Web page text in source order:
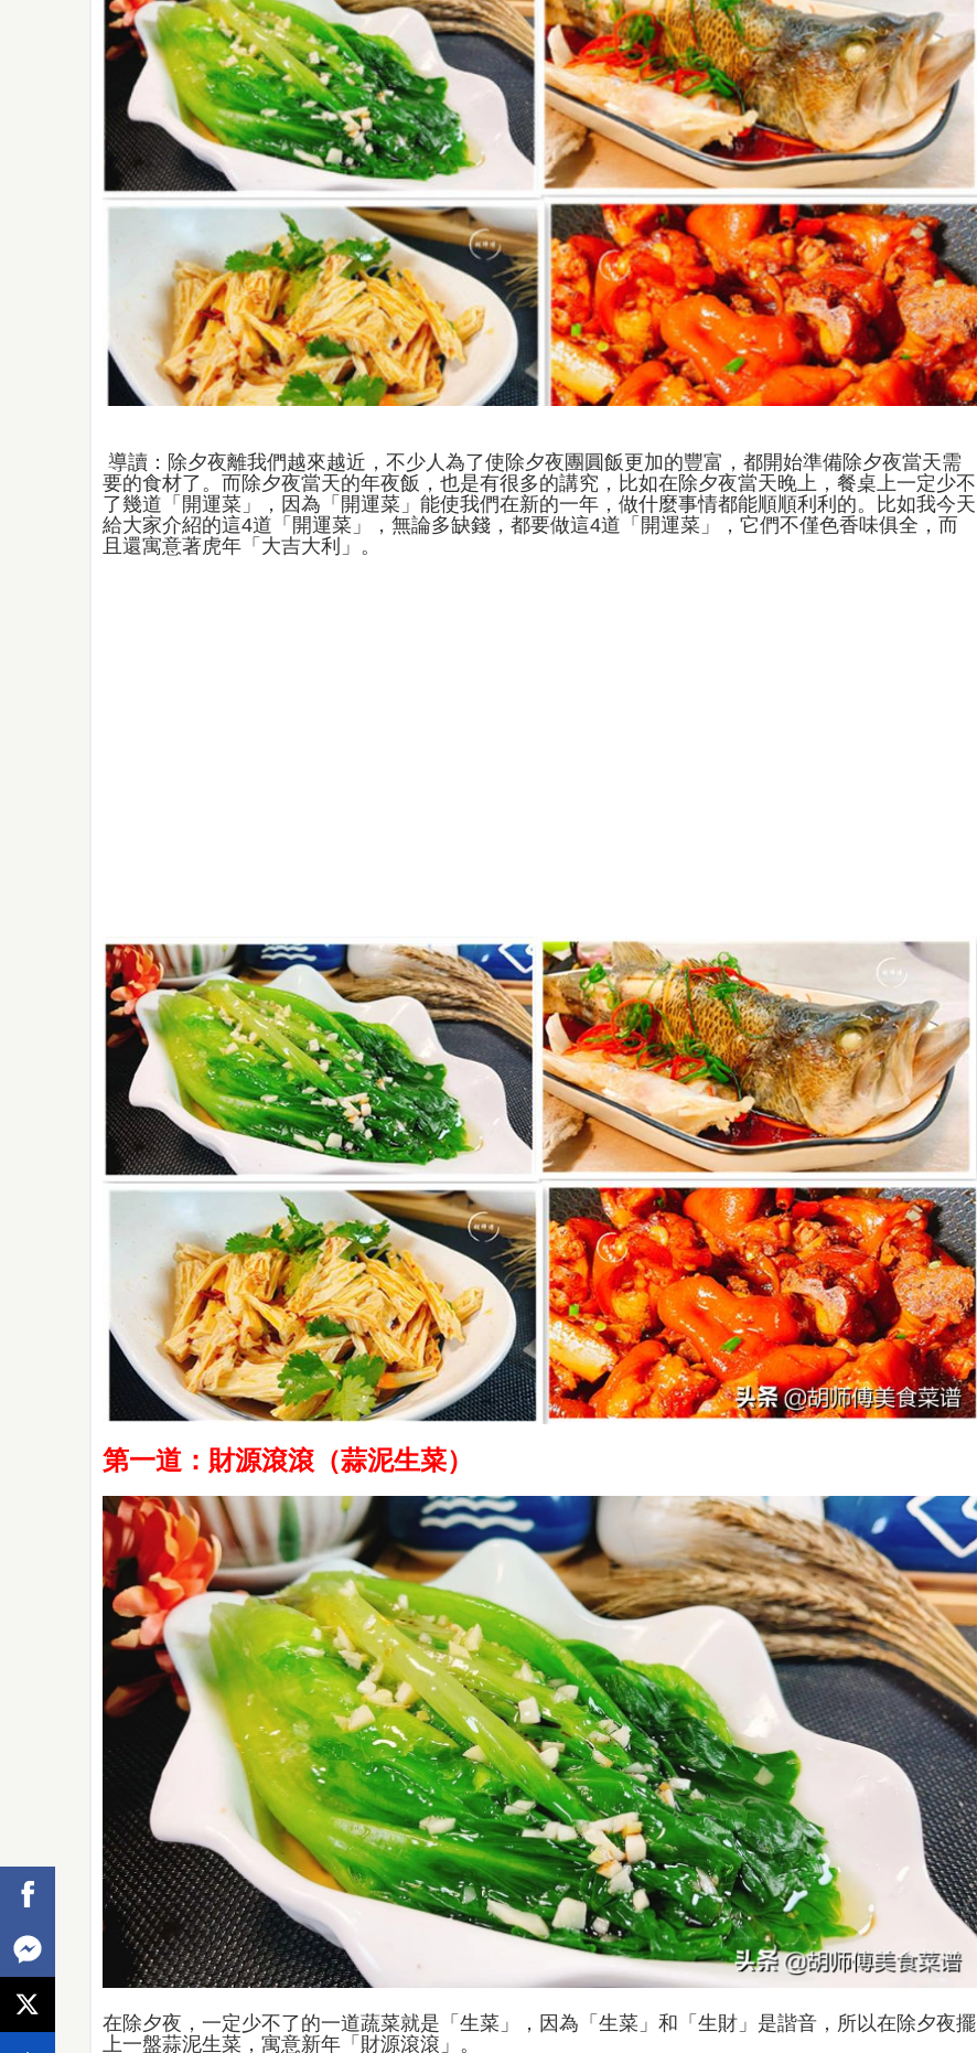
導讀：除夕夜離我們越來越近，不少人為了使除夕夜團圓飯更加的豐富，都開始準備除夕夜當天需
要的食材了。而除夕夜當天的年夜飯，也是有很多的講究，比如在除夕夜當天晚上，餐桌上一定少不
了幾道「開運菜」，因為「開運菜」能使我們在新的一年，做什麼事情都能順順利利的。比如我今天
給大家介紹的這4道「開運菜」，無論多缺錢，都要做這4道「開運菜」，它們不僅色香味俱全，而
且還寓意著虎年「大吉大利」。
第一道：財源滾滾（蒜泥生菜）
在除夕夜，一定少不了的一道蔬菜就是「生菜」，因為「生菜」和「生財」是諧音，所以在除夕夜擺
上一盤蒜泥生菜，寓意新年「財源滾滾」。